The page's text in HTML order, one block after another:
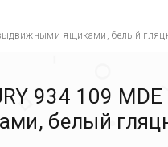
ящиками, белый
934 109
белый